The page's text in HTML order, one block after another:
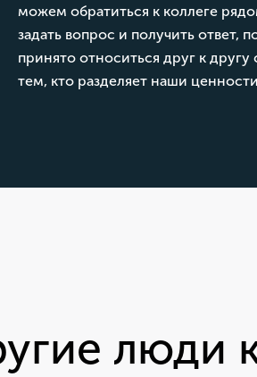
можем обратиться к коллеге
задать вопрос и получить
принято относиться друг к
тем, кто разделяет наши
люди